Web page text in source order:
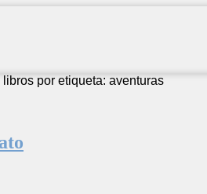
libros por etiqueta: aventuras